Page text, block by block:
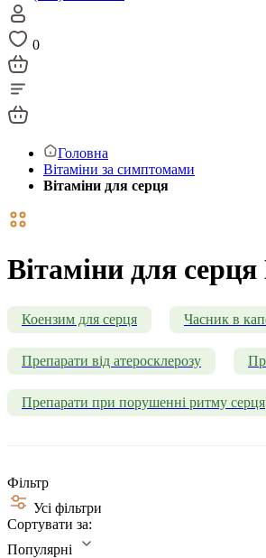
0
Головна
Вітаміни за симптомами
Вітаміни для серця
Вітаміни для
Коензим для серця Часник в
Препарати від атеросклерозу
Препарати при порушенні ритму серця
Фільтр
Усі фільтри
Сортувати за:
Популярні